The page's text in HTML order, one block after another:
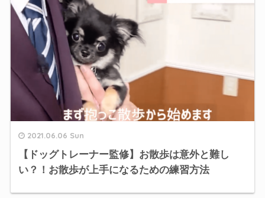
2021.06.06 Sun
【ドッグトレーナー監修】お散歩は意外と難し
い？！お散歩が上手になるための練習方法